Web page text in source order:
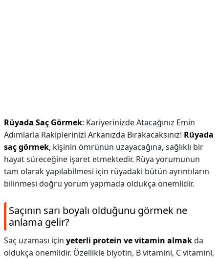
Rüyada Saç Görmek: Kariyerinizde Atacağınız Emin
Adımlarla Rakiplerinizi Arkanızda Bırakacaksınız! Rüyada
saç görmek, kişinin ömrünün uzayacağına, sağlıklı bir
hayat süreceğine işaret etmektedir. Rüya yorumunun
tam olarak yapılabilmesi için rüyadaki bütün ayrıntıların
bilinmesi doğru yorum yapmada oldukça önemlidir.
Saçının sarı boyalı olduğunu görmek ne
anlama gelir?
Saç uzaması için yeterli protein ve vitamin almakda
oldukça önemlidir. Özellikle biyotin, B vitamini, C vitamini,